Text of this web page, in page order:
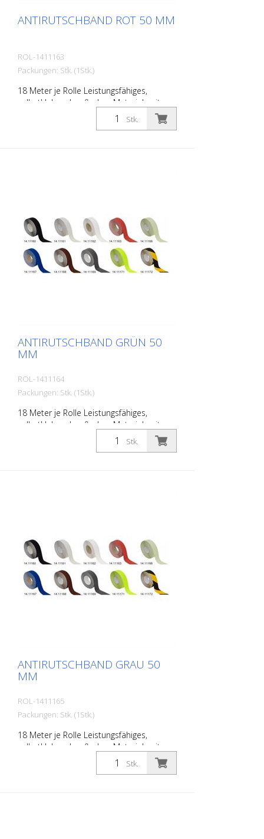
ANTIRUTSCHBAND ROT 50 MM
ROL-1411163
Packungen: Stk. (1Stk.)
18 Meter je Rolle Leistungsfähiges,
selbstklebendes, flaches Material, mit
höchster Griffigkeit und exzellenter
Formanpassung. Ideal zur Verlegung auf
Stk.
ANTIRUTSCHBAND GRÜN 50
MM
ROL-1411164
Packungen: Stk. (1Stk.)
18 Meter je Rolle Leistungsfähiges,
selbstklebendes, flaches Material, mit
höchster Griffigkeit und exzellenter
Formanpassung. Ideal zur Verlegung auf
Stk.
ANTIRUTSCHBAND GRAU 50
MM
ROL-1411165
Packungen: Stk. (1Stk.)
18 Meter je Rolle Leistungsfähiges,
selbstklebendes, flaches Material, mit
höchster Griffigkeit und exzellenter
Formanpassung. Ideal zur Verlegung auf
Stk.